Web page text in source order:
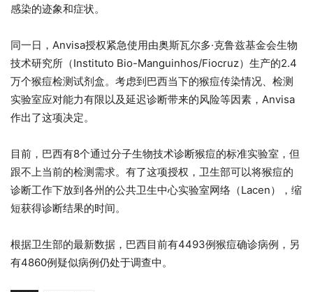
感染的迹象和症状。
同一日，Anvisa授权紧急使用由奥斯瓦尔多·克鲁兹基金会生物
技术研究所（Instituto Bio-Manguinhos/Fiocruz）生产的2.4
万个猴痘检测试剂盒。考虑到巴西当下的猴痘传染情况、检测
实验室应对能力有限以及延迟诊断带来的风险等因素，Anvisa
作出了这项决定。
目前，巴西有8个通过分子生物技术诊断猴痘的标准实验室，但
跟不上当前的检测需求。有了这项授权，卫生部可以将猴痘的
诊断工作下放到各州的公共卫生中心实验室网络（Lacen），缩
短获得诊断结果的时间。
根据卫生部的最新数据，巴西目前有4493例猴痘确诊病例，另
有4860例疑似病例仍处于调查中。